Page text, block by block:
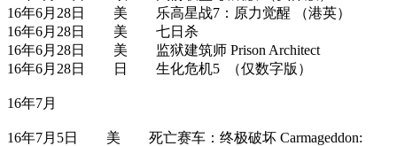
16年6月28日 美 乐高星战7：原力觉醒 （港英）
16年6月28日 美 七日杀
16年6月28日 美 监狱建筑师 Prison Architect
16年6月28日 日 生化危机5 （仅数字版）
16年7月
16年7月5日 美 死亡赛车：终极破坏 Carmageddon: